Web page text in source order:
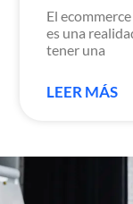
El
es una
tener una
LEER MÁS